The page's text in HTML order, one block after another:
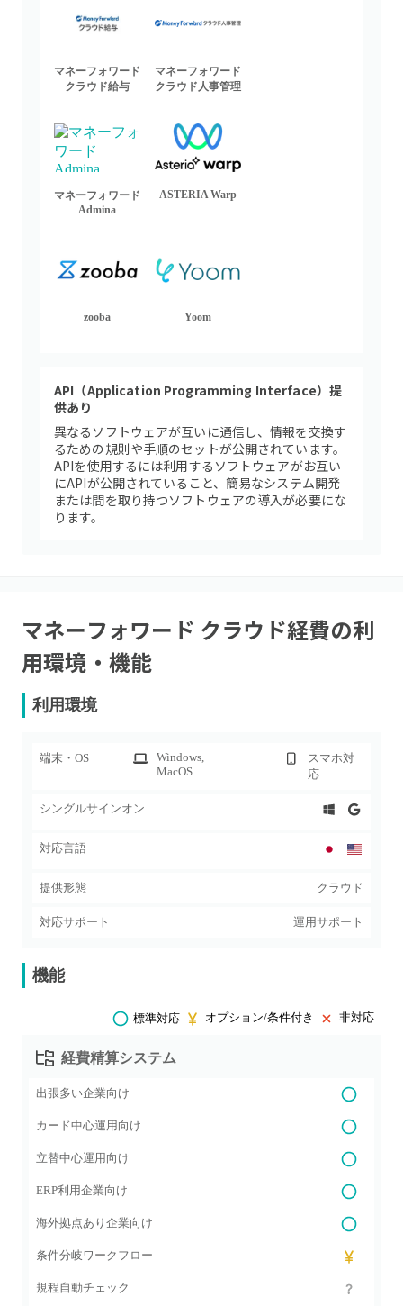
マネーフォワード
クラウド給与
マネーフォワード
クラウド人事管理
マネーフォワード
Admina
ASTERIA Warp
zooba Yoom
API（Application Programming Interface）提
供あり
異なるソフトウェアが互いに通信し、情報を交換す
るための規則や手順のセットが公開されています。
APIを使用するには利用するソフトウェアがお互い
にAPIが公開されていること、簡易なシステム開発
または間を取り持つソフトウェアの導入が必要にな
ります。
マネーフォワード クラウド経費の利
用環境・機能
利用環境
端末・OS Windows,
MacOS
スマホ対
応
シングルサインオン
対応言語
提供形態 クラウド
対応サポート 運用サポート
機能
標準対応 オプション/条件付き 非対応
経費精算システム
出張多い企業向け
カード中心運用向け
立替中心運用向け
ERP利用企業向け
海外拠点あり企業向け
条件分岐ワークフロー
規程自動チェック